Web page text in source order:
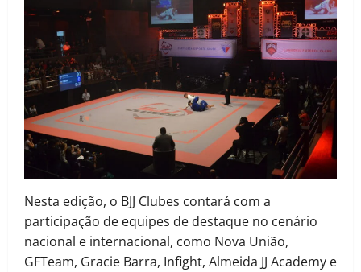
Nesta edição, o BJJ Clubes contará com a
participação de equipes de destaque no cenário
nacional e internacional, como Nova União,
GFTeam, Gracie Barra, Infight, Almeida JJ Academy e